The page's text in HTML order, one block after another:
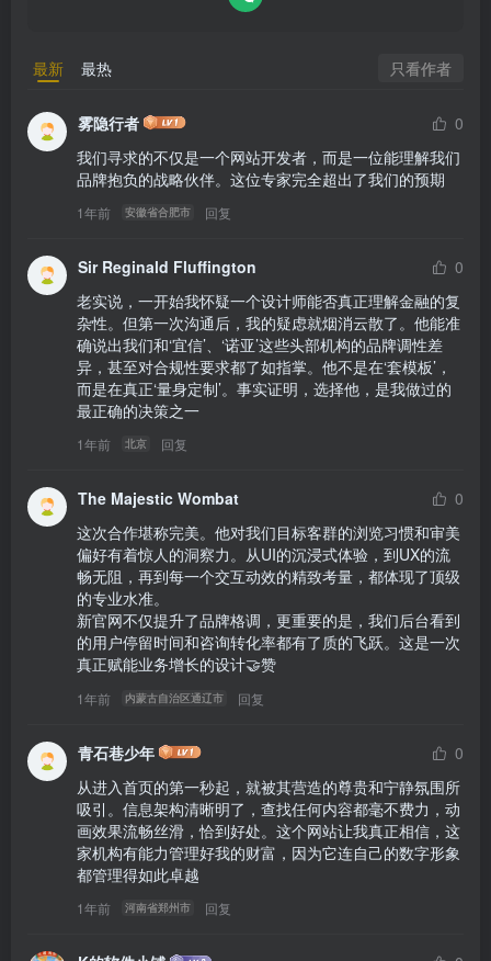
最新 最热 只看作者
雾隐行者
0
我们寻求的不仅是一个网站开发者，而是一位能理解我们
品牌抱负的战略伙伴。这位专家完全超出了我们的预期
1年前 安徽省合肥市 回复
Sir Reginald Fluffington
0
老实说，一开始我怀疑一个设计师能否真正理解金融的复
杂性。但第一次沟通后，我的疑虑就烟消云散了。他能准
确说出我们和‘宜信’、‘诺亚’这些头部机构的品牌调性差
异，甚至对合规性要求都了如指掌。他不是在‘套模板’，
而是在真正‘量身定制’。事实证明，选择他，是我做过的
最正确的决策之一
1年前 北京 回复
The Majestic Wombat
0
这次合作堪称完美。他对我们目标客群的浏览习惯和审美
偏好有着惊人的洞察力。从UI的沉浸式体验，到UX的流
畅无阻，再到每一个交互动效的精致考量，都体现了顶级
的专业水准。
新官网不仅提升了品牌格调，更重要的是，我们后台看到
的用户停留时间和咨询转化率都有了质的飞跃。这是一次
真正赋能业务增长的设计🤝赞
1年前 内蒙古自治区通辽市 回复
青石巷少年
0
从进入首页的第一秒起，就被其营造的尊贵和宁静氛围所
吸引。信息架构清晰明了，查找任何内容都毫不费力，动
画效果流畅丝滑，恰到好处。这个网站让我真正相信，这
家机构有能力管理好我的财富，因为它连自己的数字形象
都管理得如此卓越
1年前 河南省郑州市 回复